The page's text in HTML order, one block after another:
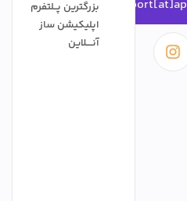
بزرگترین پــلتفرم
اپلیکیشن ساز
آنــــلاین